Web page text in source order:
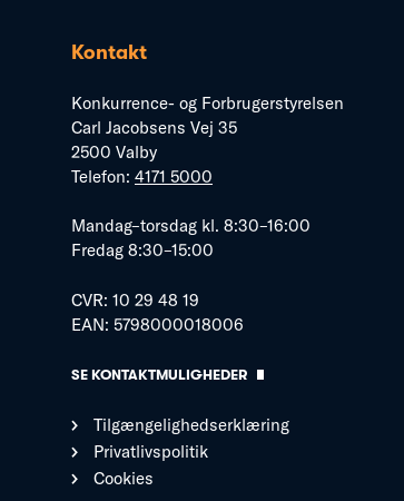
Kontakt
Konkurrence- og Forbrugerstyrelsen
Carl Jacobsens Vej 35
2500 Valby
Telefon: 4171 5000
Mandag–torsdag kl. 8:30–16:00
Fredag 8:30–15:00
CVR: 10 29 48 19
EAN: 5798000018006
SE KONTAKTMULIGHEDER
Tilgængelighedserklæring
Privatlivspolitik
Cookies